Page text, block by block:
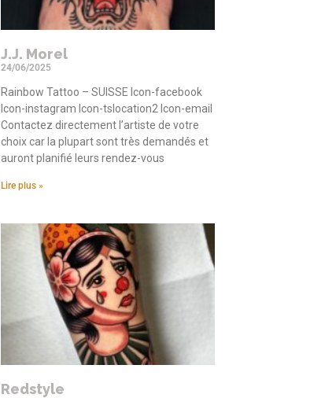
J.J. Morel
24/06/2025
Rainbow Tattoo – SUISSE Icon-facebook
Icon-instagram Icon-tslocation2 Icon-email
Contactez directement l’artiste de votre
choix car la plupart sont très demandés et
auront planifié leurs rendez-vous
Lire plus »
Redstyle